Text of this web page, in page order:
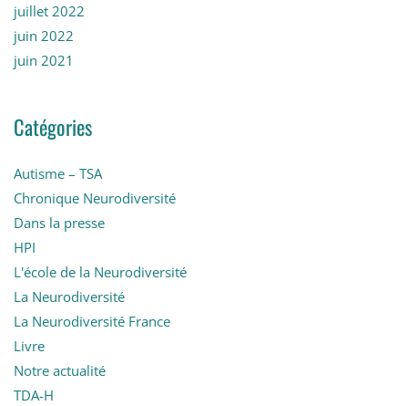
juillet 2022
juin 2022
juin 2021
Catégories
Autisme – TSA
Chronique Neurodiversité
Dans la presse
HPI
L'école de la Neurodiversité
La Neurodiversité
La Neurodiversité France
Livre
Notre actualité
TDA-H